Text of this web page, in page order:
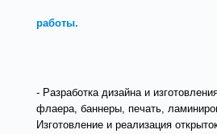
работы.
- Разработка дизайна и
флаера, баннеры, печать,
Изготовление и реализация